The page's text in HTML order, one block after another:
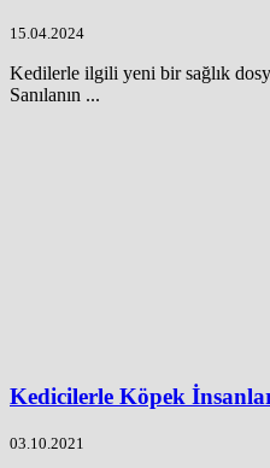
15.04.2024
Kedilerle ilgili yeni bir sağlık
Sanılanın ...
Kedicilerle Köpek
03.10.2021